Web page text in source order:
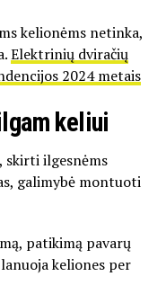
kelionėms netinka,
Elektrinių dviračių
2024 metais
keliui
skirti ilgesnėms
galimybė montuoti
patikimą pavarų
keliones per